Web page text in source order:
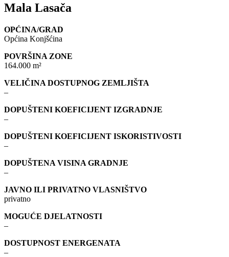
Mala Lasača
OPĆINA/GRAD
Općina Konjšćina
POVRŠINA ZONE
164.000 m²
VELIČINA DOSTUPNOG ZEMLJIŠTA
–
DOPUŠTENI KOEFICIJENT IZGRADNJE
–
DOPUŠTENI KOEFICIJENT ISKORISTIVOSTI
–
DOPUŠTENA VISINA GRADNJE
–
JAVNO ILI PRIVATNO VLASNIŠTVO
privatno
MOGUĆE DJELATNOSTI
–
DOSTUPNOST ENERGENATA
–